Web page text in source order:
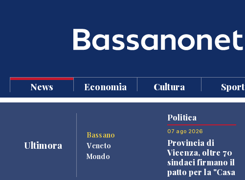
News Economia Cultura Sport
Ultimora
Bassano
Veneto
Mondo
Politica
07 ago 2026
Provincia di
Vicenza, oltre 70
sindaci firmano il
patto per la "Casa